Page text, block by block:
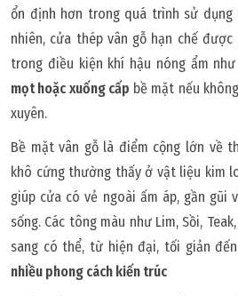
ổn định hơn trong quá trình sử
nhiên, cửa thép vân gỗ hạn chế
trong điều kiện khí hậu nóng ẩm như
mọt hoặc xuống cấp bề mặt nếu
xuyên.
Bề mặt vân gỗ là điểm cộng lớn về
khô cứng thường thấy ở vật liệu kim
giúp cửa có vẻ ngoài ấm áp, gần gũi
sống. Các tông màu như Lim, Sồi,
sang có thể, từ hiện đại, tối giản
nhiều phong cách kiến trúc